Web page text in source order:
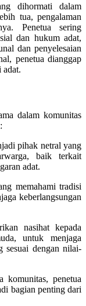
dihormati dalam
tua, pengalaman
Penetua sering
dan hukum adat,
dan penyelesaian
penetua dianggap
adat.
dalam komunitas
pihak netral yang
baik terkait
adat.
memahami tradisi
keberlangsungan
nasihat kepada
untuk menjaga
sesuai dengan nilai-
komunitas, penetua
bagian penting dari